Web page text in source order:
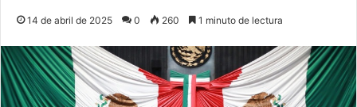
14 de abril de 2025 0 260 1 minuto de lectura